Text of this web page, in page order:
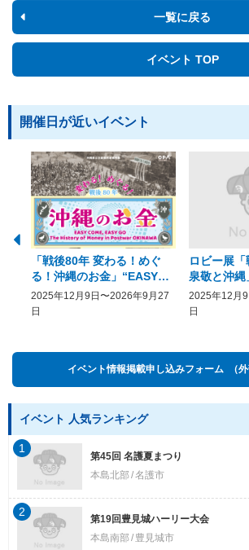
一覧に戻る
イベント TOP
開催日が近いイベント
「戦後80年 変わる！めぐ
る！沖縄のお金」“EASY
COME, EASY GO － The
History of Money in
2025年12月9日〜2026年9月27
日
ロビー展
泉敬と沖縄
2025年12月
日
イベント情報掲載申し込みフォーム （
イベント 人気ランキング
第45回 名護夏まつり
本島北部 名護市
1
第19回豊見城ハーリー大会
本島南部
豊見城市
2